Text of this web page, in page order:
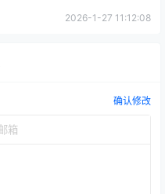
2026-1-27 11:12:08
确认修改